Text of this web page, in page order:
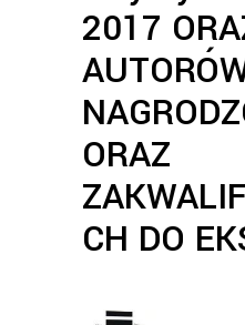
2017
ORAZ
CH DO